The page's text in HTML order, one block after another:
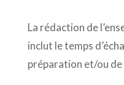
La rédaction de
inclut le temps
préparation et/ou